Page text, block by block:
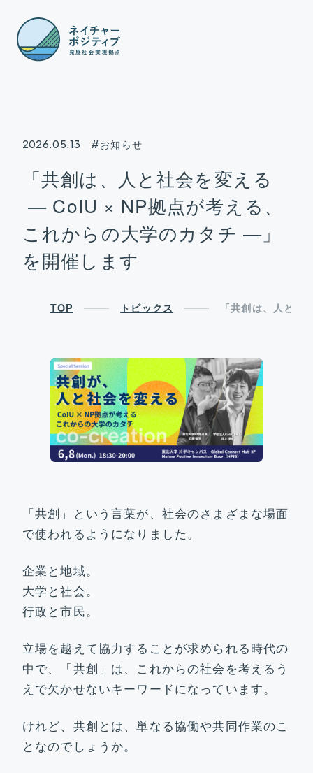
NATURE
POSITIVE
SUSTAINABLE DEVELOPMENT HUB
研究開発部門
社会実装部門
運営体制&コアメンバー
2026.05.13 #お知らせ
「共創は、人と社会を変える
— CoIU × NP拠点が考える、
これからの大学のカタチ —」
を開催します
TOP トピックス 「共創は、人と
「共創」という言葉が、社会のさまざまな場面
で使われるようになりました。
企業と地域。
大学と社会。
行政と市民。
立場を越えて協力することが求められる時代の
中で、「共創」は、これからの社会を考えるう
えで欠かせないキーワードになっています。
けれど、共創とは、単なる協働や共同作業のこ
となのでしょうか。